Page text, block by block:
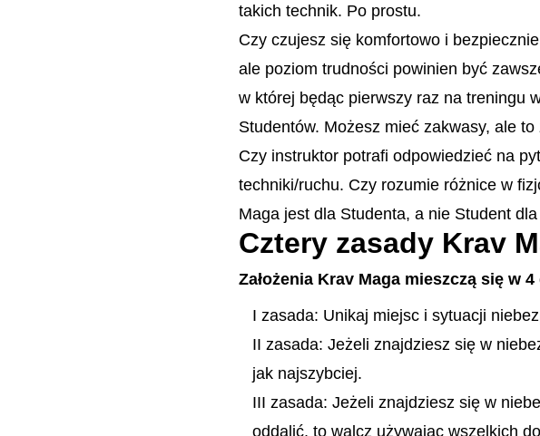
takich technik. Po prostu.
Czy czujesz się komfortowo i
ale poziom trudności powinien być
w której będąc pierwszy raz na treningu
Studentów. Możesz mieć zakwasy, ale to
Czy instruktor potrafi odpowiedzieć na
techniki/ruchu. Czy rozumie różnice w
Maga jest dla Studenta, a nie Student
Cztery zasady Krav
Założenia Krav Maga mieszczą się w
I zasada: Unikaj miejsc i sytuacji
II zasada: Jeżeli znajdziesz się w
jak najszybciej.
III zasada: Jeżeli znajdziesz się w
oddalić, to walcz używając wszelkich